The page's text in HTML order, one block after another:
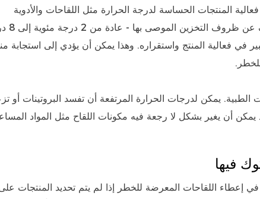
فعالية المنتجات الحساسة لدرجة الحرارة مثل اللقاحات والأدوية
البيولوجية
في فعالية المنتج واستقراره. وهذا يمكن أن يؤدي إلى استجابة
الطبية. يمكن لدرجات الحرارة المرتفعة أن تفسد البروتينات أو
يمكن أن يغير بشكل لا رجعة فيه مكونات اللقاح مثل المواد
إعطاء اللقاحات المعرضة للخطر إذا لم يتم تحديد المنتجات على